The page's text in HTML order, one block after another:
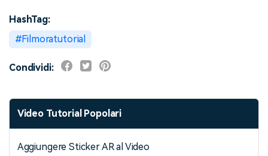
Video Tutorial Popolari
Aggiungere Sticker AR al Video
HashTag:
Filmoratutorial
Condividi: